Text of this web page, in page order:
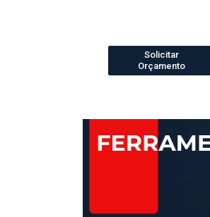
Solicitar
Orçamento